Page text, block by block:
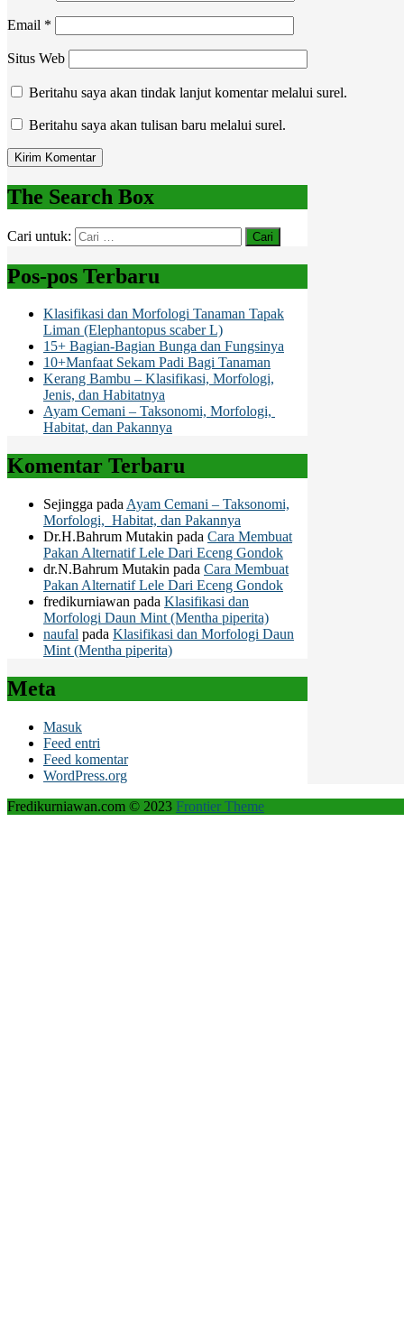
Email *
Situs Web
Beritahu saya akan tindak lanjut komentar melalui surel.
Beritahu saya akan tulisan baru melalui surel.
The Search Box
Cari untuk:
Pos-pos Terbaru
Klasifikasi dan Morfologi Tanaman Tapak
Liman (Elephantopus scaber L)
15+ Bagian-Bagian Bunga dan Fungsinya
10+Manfaat Sekam Padi Bagi Tanaman
Kerang Bambu – Klasifikasi, Morfologi,
Jenis, dan Habitatnya
Ayam Cemani – Taksonomi, Morfologi,
Habitat, dan Pakannya
Komentar Terbaru
Sejingga pada Ayam Cemani – Taksonomi,
Morfologi, Habitat, dan Pakannya
Dr.H.Bahrum Mutakin pada Cara Membuat
Pakan Alternatif Lele Dari Eceng Gondok
dr.N.Bahrum Mutakin pada Cara Membuat
Pakan Alternatif Lele Dari Eceng Gondok
fredikurniawan pada Klasifikasi dan
Morfologi Daun Mint (Mentha piperita)
naufal pada Klasifikasi dan Morfologi Daun
Mint (Mentha piperita)
Meta
Masuk
Feed entri
Feed komentar
WordPress.org
Fredikurniawan.com © 2023 Frontier Theme